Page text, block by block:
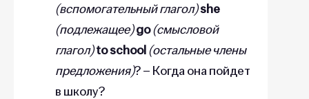
(вспомогательный глагол)she
(подлежащее)go(смысловой
глагол)to school(остальные члены
предложения)? – Когда она пойдет
в школу?